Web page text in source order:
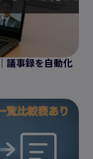
議事録を自動化